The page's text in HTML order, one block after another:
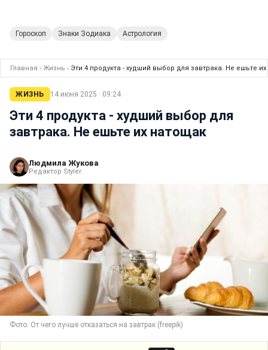
Гороскоп Знаки Зодиака Астрология
Главная › Жизнь › Эти 4 продукта - худший выбор для завтрака. Не ешьте
ЖИЗНЬ 14 июня 2025 · 09:24
Эти 4 продукта - худший выбор для
завтрака. Не ешьте их натощак
Людмила Жукова
Редактор Styler
Фото: От чего лучше отказаться на завтрак (freepik)